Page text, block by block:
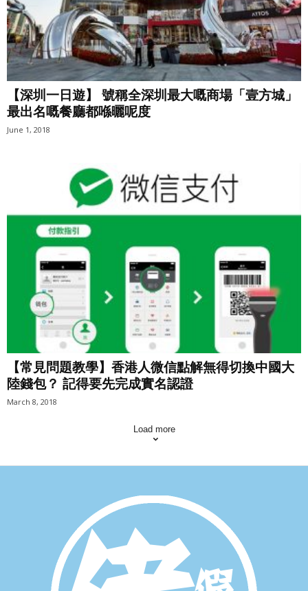
【深圳一日遊】 號稱全深圳最大嘅商場「壹方城」
最出名嘅餐廳都喺曬呢度
June 1, 2018
【常見問題教學】香港人微信點解無得切換中國大
陸錢包？ 記得要先完成實名認證
March 8, 2018
Load more